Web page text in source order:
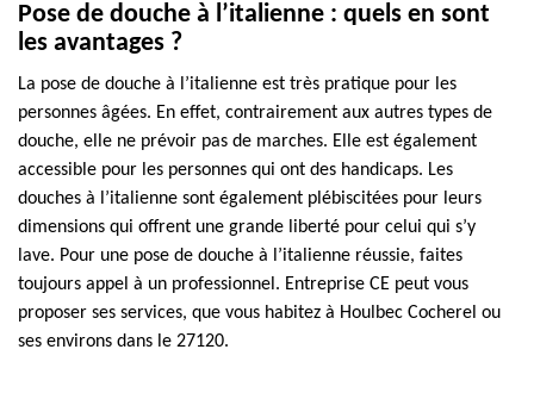
Pose de douche à l’italienne : quels en sont
les avantages ?
La pose de douche à l’italienne est très pratique pour les
personnes âgées. En effet, contrairement aux autres types de
douche, elle ne prévoir pas de marches. Elle est également
accessible pour les personnes qui ont des handicaps. Les
douches à l’italienne sont également plébiscitées pour leurs
dimensions qui offrent une grande liberté pour celui qui s’y
lave. Pour une pose de douche à l’italienne réussie, faites
toujours appel à un professionnel. Entreprise CE peut vous
proposer ses services, que vous habitez à Houlbec Cocherel ou
ses environs dans le 27120.